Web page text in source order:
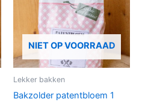
NIET OP VOORRAAD
Lekker bakken
Bakzolder patentbloem 1